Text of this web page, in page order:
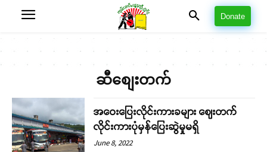
Donate
ဆီစျေးတက်
အဝေးပြေးလိုင်းကားခများ ဈေးတက်
လိုင်းကားပုံမှန်ပြေးဆွဲမှုမရှိ
June 8, 2022